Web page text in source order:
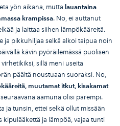
yön aikana, mutta lauantaina
krampissa. No, ei auttanut
ja laittaa siihen lämpökääreitä.
ja pikkuhiljaa selkä alkoi taipua noin
kävin pyöräilemässä puolisen
sillä meni useita
päältä noustuaan suoraksi. No,
ääreitä, muutamat itkut, kisakamat
seuraavana aamuna olisi parempi.
ja tunsin, ettei selkä ollut missään
kipulääkettä ja lämpöä, vajaa tunti